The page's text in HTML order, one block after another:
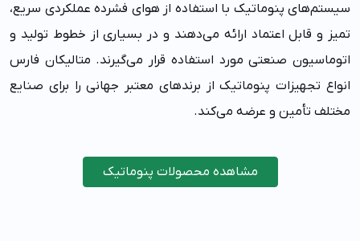
سیستم‌های پنوماتیک با استفاده از هوای فشرده عملکردی سریع،
تمیز و قابل اعتماد ارائه می‌دهند و در بسیاری از خطوط تولید و
اتوماسیون صنعتی مورد استفاده قرار می‌گیرند. متالیکان فارس
انواع تجهیزات پنوماتیک از برندهای معتبر جهانی را برای صنایع
مختلف تأمین و عرضه می‌کند.
مشاهده محصولات پنوماتیک